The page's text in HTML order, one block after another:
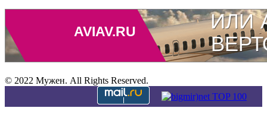
© 2022 Мужен. All Rights Reserved.